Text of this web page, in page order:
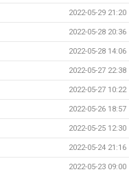
2022-05-29 21:20
2022-05-28 20:36
2022-05-28 14:06
2022-05-27 22:38
2022-05-27 10:22
2022-05-26 18:57
2022-05-25 12:30
2022-05-24 21:16
2022-05-23 09:00